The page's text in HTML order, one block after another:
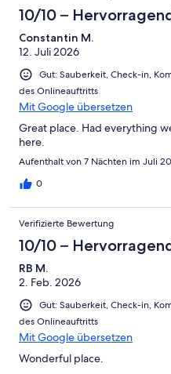
10/10 –
Constantin M.
12. Juli 2026
Gut: Sauberkeit, Check-in,
des Onlineauftritts
Mit Google übersetzen
Great place. Had everything
here.
Aufenthalt von 7 Nächten im Juli
0
Verifizierte Bewertung
10/10 –
RB M.
2. Feb. 2026
Gut: Sauberkeit, Check-in,
des Onlineauftritts
Mit Google übersetzen
Wonderful place.